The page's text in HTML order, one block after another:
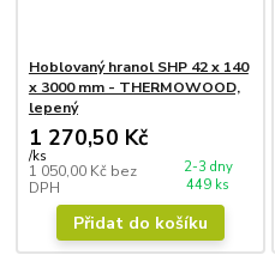
Hoblovaný hranol SHP 42 x 140
x 3000 mm - THERMOWOOD,
lepený
1 270,50 Kč
/ks
1 050,00 Kč bez
DPH
2-3 dny
449 ks
Přidat do košíku